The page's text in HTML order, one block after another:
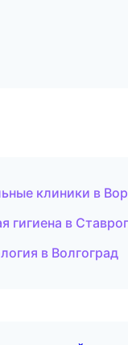
клиники в
гигиена в
в Волгоград